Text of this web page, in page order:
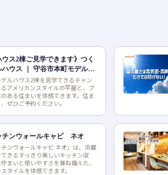
ウス2棟ご見学できます》つく
ウス ｜ 守谷市本町モデルハ
ルハウス2棟を見学できるチャン
アメリカンスタイルの平屋と、プ
ある住まいを体感できます。住ま
ぜひご予約ください。
チンウォールキャビ ネオ
ンウォールキャビ ネオ」は、冷蔵
きるすっきり美しいキッチン収
まいと使いやすさを兼ね備えた、
タイルを体感できます。